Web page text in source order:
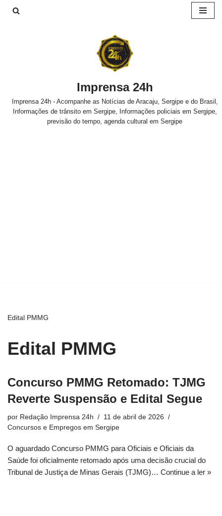
Imprensa 24h
Imprensa 24h - Acompanhe as Notícias de Aracaju, Sergipe e do Brasil,
Informações de trânsito em Sergipe, Informações policiais em Sergipe,
previsão do tempo, agenda cultural em Sergipe
Edital PMMG
Edital PMMG
Concurso PMMG Retomado: TJMG
Reverte Suspensão e Edital Segue
por Redação Imprensa 24h
11 de abril de 2026
Concursos e Empregos em Sergipe
O aguardado Concurso PMMG para Oficiais e Oficiais da
Saúde foi oficialmente retomado após uma decisão crucial do
Tribunal de Justiça de Minas Gerais (TJMG)… Continue a ler »